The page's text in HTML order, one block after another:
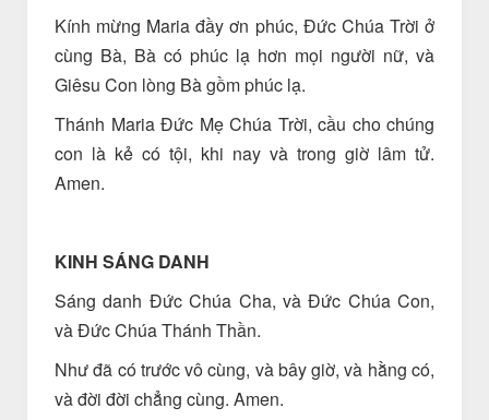
Kính mừng Maria đầy ơn phúc, Đức Chúa Trời ở
cùng Bà, Bà có phúc lạ hơn mọi người nữ, và
Giêsu Con lòng Bà gồm phúc lạ.
Thánh Maria Đức Mẹ Chúa Trời, cầu cho chúng
con là kẻ có tội, khi nay và trong giờ lâm tử.
Amen.
KINH SÁNG DANH
Sáng danh Đức Chúa Cha, và Đức Chúa Con,
và Đức Chúa Thánh Thần.
Như đã có trước vô cùng, và bây giờ, và hằng có,
và đời đời chẳng cùng. Amen.